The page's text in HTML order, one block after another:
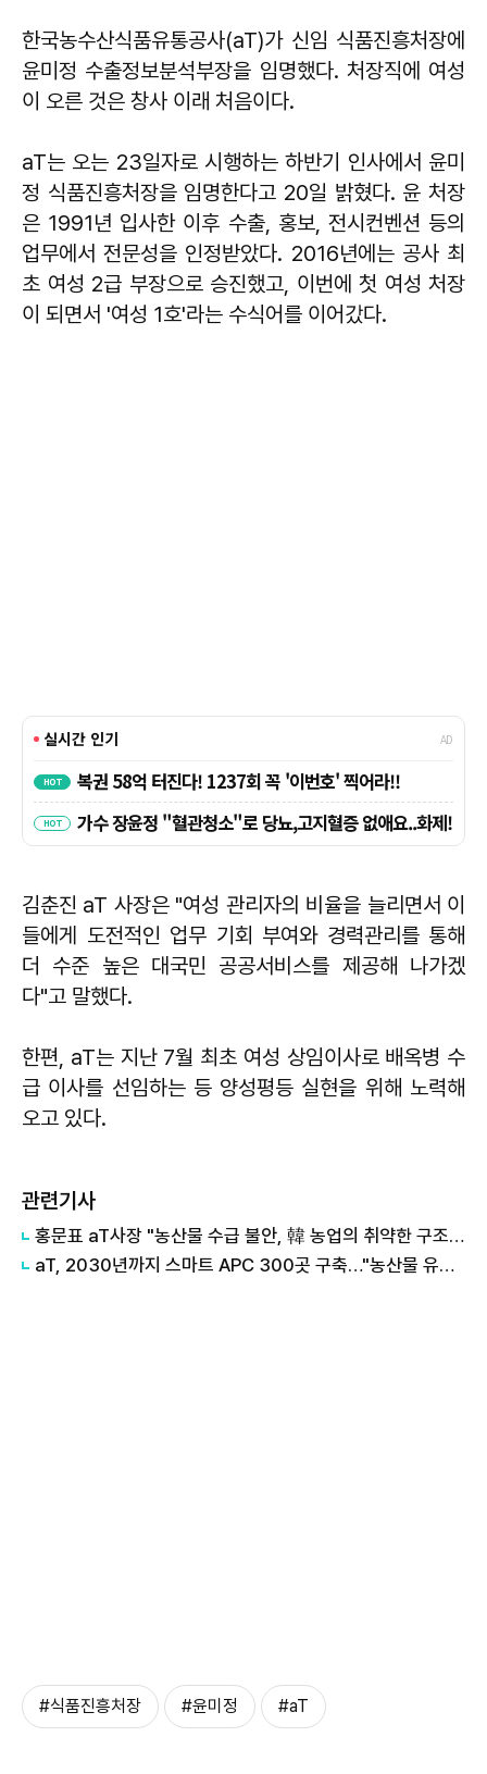
한국농수산식품유통공사(aT)가 신임 식품진흥처장에
윤미정 수출정보분석부장을 임명했다. 처장직에 여성
이 오른 것은 창사 이래 처음이다.
aT는 오는 23일자로 시행하는 하반기 인사에서 윤미
정 식품진흥처장을 임명한다고 20일 밝혔다. 윤 처장
은 1991년 입사한 이후 수출, 홍보, 전시컨벤션 등의
업무에서 전문성을 인정받았다. 2016년에는 공사 최
초 여성 2급 부장으로 승진했고, 이번에 첫 여성 처장
이 되면서 '여성 1호'라는 수식어를 이어갔다.
김춘진 aT 사장은 "여성 관리자의 비율을 늘리면서 이
들에게 도전적인 업무 기회 부여와 경력관리를 통해
더 수준 높은 대국민 공공서비스를 제공해 나가겠
다"고 말했다.
한편, aT는 지난 7월 최초 여성 상임이사로 배옥병 수
급 이사를 선임하는 등 양성평등 실현을 위해 노력해
오고 있다.
관련기사
홍문표 aT사장 "농산물 수급 불안, 韓 농업의 취약한 구조가 만든 결과"
aT, 2030년까지 스마트 APC 300곳 구축…"농산물 유통 AX 전환 속도"
#식품진흥처장 #윤미정 #aT